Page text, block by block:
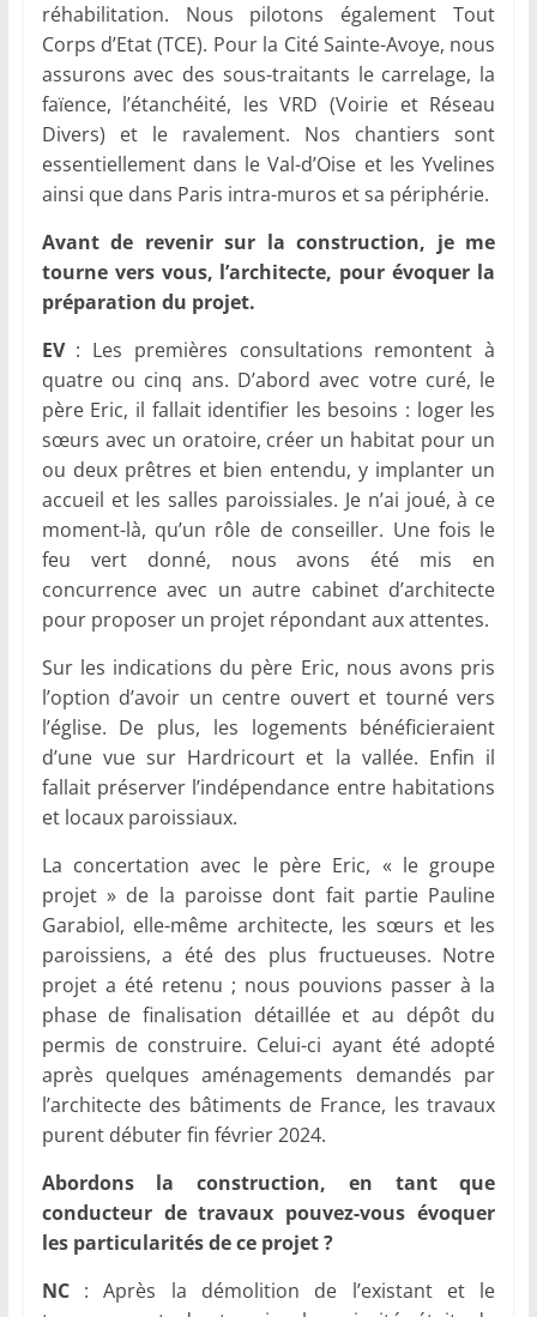
réhabilitation. Nous pilotons également Tout
Corps d’Etat (TCE). Pour la Cité Sainte-Avoye, nous
assurons avec des sous-traitants le carrelage, la
faïence, l’étanchéité, les VRD (Voirie et Réseau
Divers) et le ravalement. Nos chantiers sont
essentiellement dans le Val-d’Oise et les Yvelines
ainsi que dans Paris intra-muros et sa périphérie.
Avant de revenir sur la construction, je me
tourne vers vous, l’architecte, pour évoquer la
préparation du projet.
EV: Les premières consultations remontent à
quatre ou cinq ans. D’abord avec votre curé, le
père Eric, il fallait identifier les besoins : loger les
sœurs avec un oratoire, créer un habitat pour un
ou deux prêtres et bien entendu, y implanter un
accueil et les salles paroissiales. Je n’ai joué, à ce
moment-là, qu’un rôle de conseiller. Une fois le
feu vert donné, nous avons été mis en
concurrence avec un autre cabinet d’architecte
pour proposer un projet répondant aux attentes.
Sur les indications du père Eric, nous avons pris
l’option d’avoir un centre ouvert et tourné vers
l’église. De plus, les logements bénéficieraient
d’une vue sur Hardricourt et la vallée. Enfin il
fallait préserver l’indépendance entre habitations
et locaux paroissiaux.
La concertation avec le père Eric, « le groupe
projet » de la paroisse dont fait partie Pauline
Garabiol, elle-même architecte, les sœurs et les
paroissiens, a été des plus fructueuses. Notre
projet a été retenu ; nous pouvions passer à la
phase de finalisation détaillée et au dépôt du
permis de construire. Celui-ci ayant été adopté
après quelques aménagements demandés par
l’architecte des bâtiments de France, les travaux
purent débuter fin février 2024.
Abordons la construction, en tant que
conducteur de travaux pouvez-vous évoquer
les particularités de ce projet ?
NC: Après la démolition de l’existant et le